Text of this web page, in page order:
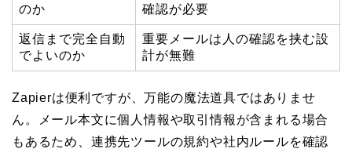
のか
確認が必要
返信まで完全自動
でよいのか
重要メールは人の確認を挟む設
計が無難
Zapierは便利ですが、万能の魔法道具ではありませ
ん。メール本文に個人情報や取引情報が含まれる場合
もあるため、連携先ツールの規約や社内ルールを確認